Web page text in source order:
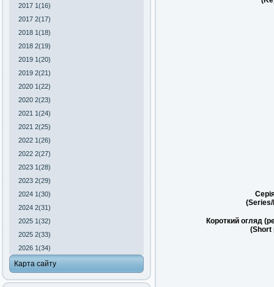
2017 1(16)
2017 2(17)
2018 1(18)
2018 2(19)
2019 1(20)
2019 2(21)
2020 1(22)
2020 2(23)
2021 1(24)
2021 2(25)
2022 1(26)
2022 2(27)
2023 1(28)
2023 2(29)
2024 1(30)
2024 2(31)
2025 1(32)
2025 2(33)
2026 1(34)
Карта сайту
Короткий огляд
(Short